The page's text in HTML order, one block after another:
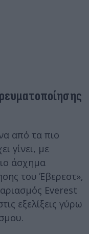
από τα πιο
γίνει, με
άσχημα
του Έβερεστ»,
Everest
εξελίξεις γύρω